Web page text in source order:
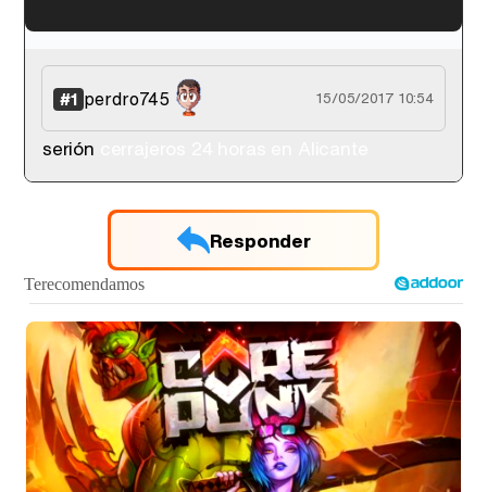
'120 Minutos' celebra sus 2.000 programas en Telemadrid con un vídeo del día a día en la redacción
Tráiler en catalán de 'Ravalear', la nueva serie de HBO Max sobre los fondos buitre
Tráiler de la tercera temporada de 'The Walking Dead: Dead City' de AMC+
#1 perdro745 15/05/2017 10:54
serión
Responder